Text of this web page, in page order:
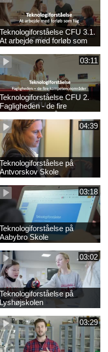
Teknologiforståelse CFU 3.1.
At arbejde med forløb som
03:11
Teknologiforståelse CFU 2.
Fagligheden - de fire
04:39
Teknologiforståelse på
Antvorskov Skole
03:18
Teknologiforståelse på
Aabybro Skole
03:02
på
03:29